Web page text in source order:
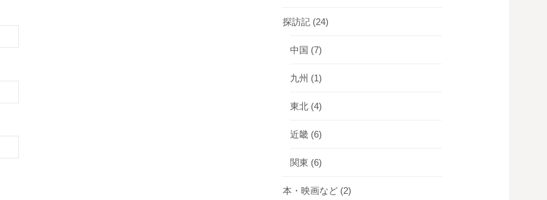
探訪記 (24)
中国 (7)
九州 (1)
東北 (4)
近畿 (6)
関東 (6)
本・映画など (2)